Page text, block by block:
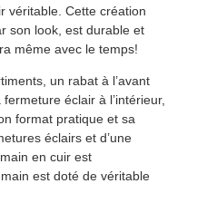
véritable. Cette création
son look, est durable et
même avec le temps!
un rabat à l’avant
éclair à l’intérieur,
format pratique et sa
éclairs et d’une
en cuir est
est doté de véritable